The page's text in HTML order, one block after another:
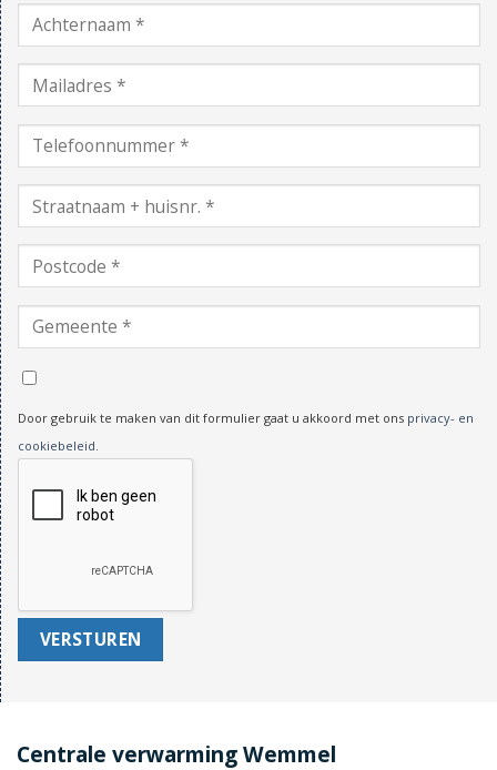
Door gebruik te maken van dit formulier gaat u akkoord met ons privacy- en
cookiebeleid.
Centrale verwarming Wemmel